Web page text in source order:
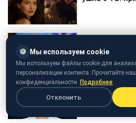
🍪 Мы используем cookie
Мы используем файлы cookie для
персонализации контента. Прочитайте
конфиденциальности. Подробнее
Отклонить